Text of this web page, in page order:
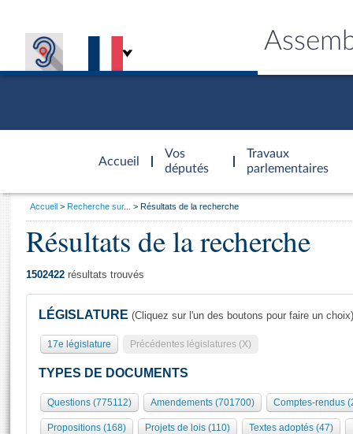
Accueil
d'accueil
Vos
députés
Travaux
parlementaires
Présidence
577 députés
Groupes politiques
Séance publique
Commissions et autres organes
Europe et International
Général
Rôle et pouvoirs de l'Assemblée
Organisation de l'Assemblée
Présidence Conférence des Présidents Bureau Collège des
Visiter l'Assemblée
Visite virtuelle du palais Bourbon
Assister à une séance
Vous
Accueil Recherche sur... Résultats de la recherche
Résultats de la recherche
1502422 résultats trouvés
LÉGISLATURE (Cliquez sur l'un des boutons pour faire un choix)
17e législature Précédentes législatures (X)
TYPES DE DOCUMENTS
Questions (775112) Amendements (701700) Comptes-rendus
Propositions (168) Projets de lois (110) Textes adoptés (47)